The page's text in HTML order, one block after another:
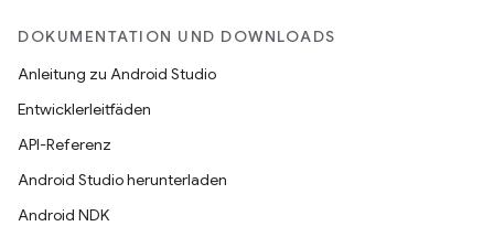
DOKUMENTATION UND DOWNLOADS
Anleitung zu Android Studio
Entwicklerleitfäden
API-Referenz
Android Studio herunterladen
Android NDK